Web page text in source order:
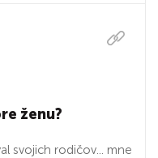
ženu?
svojich rodičov... mne